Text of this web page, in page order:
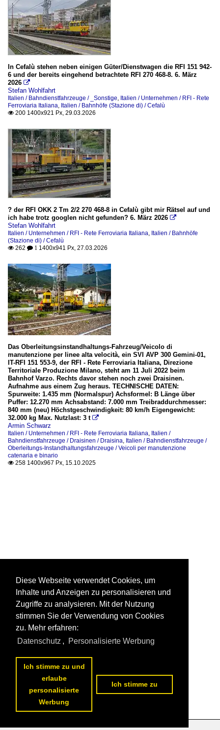
In Cefalù stehen neben einigen Güter/Dienstwagen die RFI 151 942-
6 und der bereits eingehend betrachtete RFI 270 468-8. 6. März
2026 
Stefan Wohlfahrt
Italien / Bahndienstfahrzeuge / _Sonstige, Italien / Unternehmen / RFI - Rete
Ferroviaria Italiana, Italien / Bahnhöfe (Stazione di) / Cefalù
 200 1400x921 Px, 29.03.2026
? der RFI OKK 2 Tm 2/2 270 468-8 in Cefalù gibt mir Rätsel auf und
ich habe trotz googlen nicht gefunden? 6. März 2026 
Stefan Wohlfahrt
Italien / Unternehmen / RFI - Rete Ferroviaria Italiana, Italien / Bahnhöfe
(Stazione di) / Cefalù
 262  1 1400x941 Px, 27.03.2026
Das Oberleitungsinstandhaltungs-Fahrzeug/Veicolo di
manutenzione per linee alta velocità, ein SVI AVP 300 Gemini-01,
IT-RFI 151 553-9, der RFI - Rete Ferroviaria Italiana, Direzione
Territoriale Produzione Milano, steht am 11 Juli 2022 beim
Bahnhof Varzo. Rechts davor stehen noch zwei Draisinen.
Aufnahme aus einem Zug heraus. TECHNISCHE DATEN:
Spurweite: 1.435 mm (Normalspur) Achsformel: B Länge über
Puffer: 12.270 mm Achsabstand: 7.000 mm Treibraddurchmesser:
840 mm (neu) Höchstgeschwindigkeit: 80 km/h Eigengewicht:
32.000 kg Max. Nutzlast: 3 t 
Armin Schwarz
Italien / Unternehmen / RFI - Rete Ferroviaria Italiana, Italien /
Bahndienstfahrzeuge / Draisinen / Draisina, Italien / Bahndienstfahrzeuge /
Oberleitungs-Instandhaltungsfahrzeuge / Veicoli per manutenzione
catenaria e binario
 258 1400x967 Px, 15.10.2025
Diese Webseite verwendet Cookies, um
Inhalte und Anzeigen zu personalisieren und
Zugriffe zu analysieren. Mit der Nutzung
stimmen Sie der Verwendung von Cookies
zu. Mehr erfahren:
Datenschutz , Personalisierte Werbung
Ich stimme zu und
erlaube
personalisierte
Werbung
Ich stimme zu